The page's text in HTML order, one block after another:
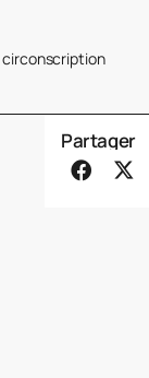
circonscription
Partager